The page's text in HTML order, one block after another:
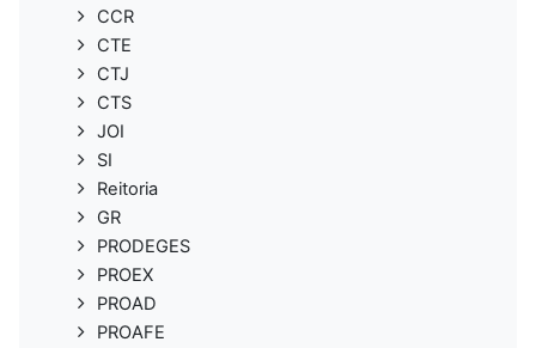
CCR
CTE
CTJ
CTS
JOI
SI
Reitoria
GR
PRODEGES
PROEX
PROAD
PROAFE